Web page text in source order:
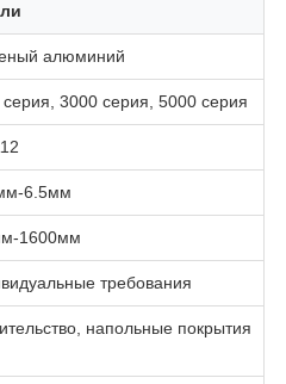
алюминий
серия, 3000 серия, 5000 серия
6.5мм
1600мм
требования
напольные покрытия